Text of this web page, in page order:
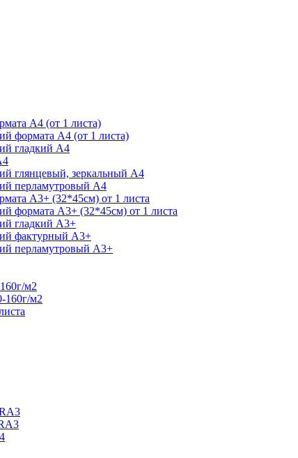
А4 (от 1 листа)
формата А4 (от 1 листа)
гладкий А4
глянцевый, зеркальный А4
перламутровый А4
А3+ (32*45см) от 1 листа
формата А3+ (32*45см) от 1 листа
гладкий А3+
фактурный А3+
перламутровый А3+
м2
160г/м2